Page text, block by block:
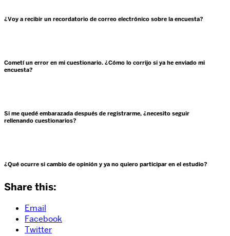
¿Voy a recibir un recordatorio de correo electrónico sobre la encuesta?
Cometí un error en mi cuestionario. ¿Cómo lo corrijo si ya he enviado mi
encuesta?
Si me quedé embarazada después de registrarme, ¿necesito seguir
rellenando cuestionarios?
¿Qué ocurre si cambio de opinión y ya no quiero participar en el estudio?
Share this:
Email
Facebook
Twitter